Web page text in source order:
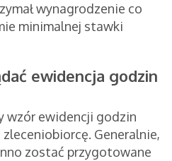
wynagrodzenie co
minimalnej stawki
ewidencja godzin
wzór ewidencji godzin
Generalnie,
zostać przygotowane